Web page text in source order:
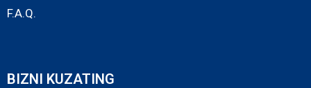
F.A.Q.
BIZNI KUZATING